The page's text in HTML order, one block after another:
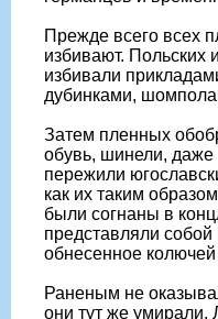
Прежде всего всех
избивают. Польских
избивали
дубинками,
Затем пленных
обувь, шинели,
пережили
как их таким
были согнаны в
представляли
обнесенное
Раненым не
они тут же